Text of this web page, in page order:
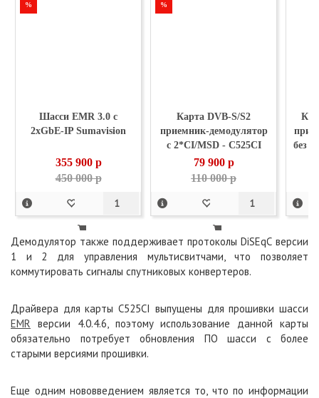
%
Шасси EMR 3.0 с
2xGbE-IP Sumavision
355 900p
450 000 p
%
Карта DVB-S/S2
приемник-демодулятор
с 2*CI/MSD - C525CI
Sumavision
79 900p
110 000 p
без
Демодулятор также поддерживает протоколы DiSEqC версии
1 и 2 для управления мультисвитчами, что позволяет
коммутировать сигналы спутниковых конвертеров.
Драйвера для карты С525CI выпущены для прошивки шасси
EMR версии 4.0.4.6, поэтому использование данной карты
обязательно потребует обновления ПО шасси с более
старыми версиями прошивки.
Еще одним нововведением является то, что по информации